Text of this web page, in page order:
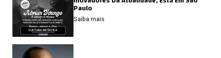
Paulo
Saiba mais